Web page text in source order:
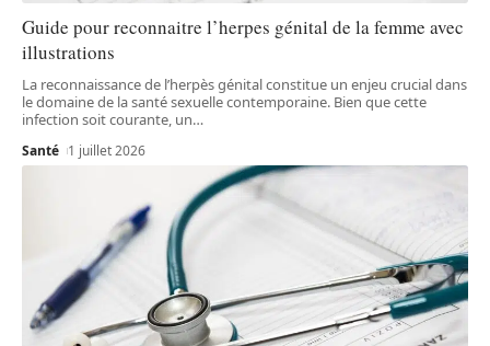
Guide pour reconnaitre l’herpes génital de la femme avec
illustrations
La reconnaissance de l’herpès génital constitue un enjeu crucial dans
le domaine de la santé sexuelle contemporaine. Bien que cette
infection soit courante, un…
Santé 1 juillet 2026